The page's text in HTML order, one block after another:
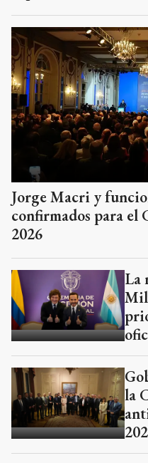
Jorge Macri y
confirmados para el
2026
La
la